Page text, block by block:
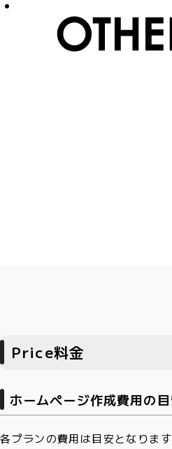
Price料金
ホームページ作成費用の
各プランの費用は目安となりま